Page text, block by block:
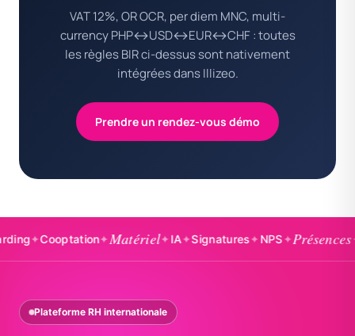
VAT 12%, OR OCR, per diem MNC, multi-
currency PHP↔USD↔EUR↔CHF : toutes
les règles BIR ci-dessus sont nativement
intégrées dans Illizeo.
Prendre un rendez-vous démo
Cooptation✦Matériel✦IA✦Signatures✦NPS✦Présences✦
Plateforme RH internationale